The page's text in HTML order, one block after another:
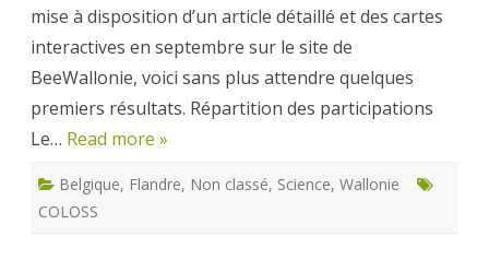
mise à disposition d’un article détaillé et des cartes
interactives en septembre sur le site de
BeeWallonie, voici sans plus attendre quelques
premiers résultats. Répartition des participations
Le… Read more »
Belgique, Flandre, Non classé, Science, Wallonie
COLOSS